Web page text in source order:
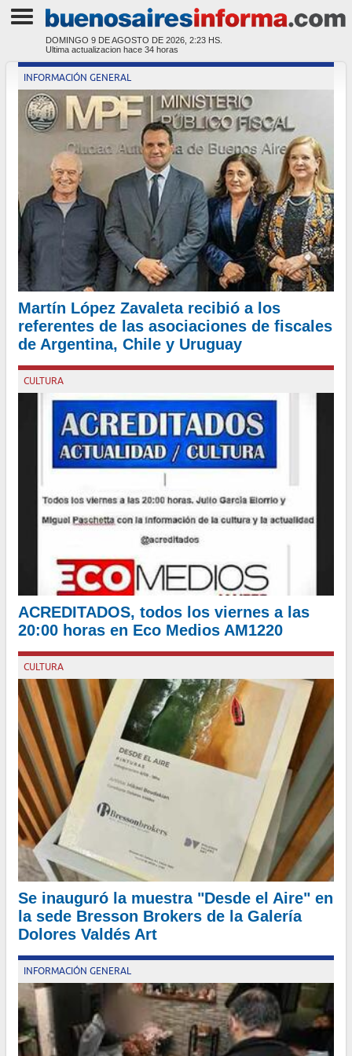
DOMINGO 9 DE AGOSTO DE 2026, 2:23 HS.
Ultima actualizacion hace 34 horas
INFORMACIÓN GENERAL
El Fiscal General de la Ciudad Autónoma de Buenos Aires
destacó la necesidad de concientizar sobre la protección de los
fiscales en el ejercicio de sus funciones en la región
Martín López Zavaleta recibió a los
referentes de las asociaciones de fiscales
de Argentina, Chile y Uruguay
CULTURA
Este programa cuenta con los segmentos informativos “Salud”,
“Gastronomía” y “Bebidas”, entre otros
Por Mariana Díaz Navarro - redacción de
buenosairesinforma.com -
ACREDITADOS, todos los viernes a las
20:00 horas en Eco Medios AM1220
CULTURA
Hasta el próximo 3 de septiembre se podrán apreciar las obras
del Artista Mikael Boudakian
Se inauguró la muestra "Desde el Aire" en
la sede Bresson Brokers de la Galería
Dolores Valdés Art
INFORMACIÓN GENERAL